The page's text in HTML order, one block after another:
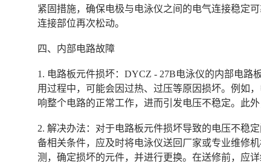
紧固措施，确保电极与电泳仪之间的电气连接稳定
连接部位再次松动。
四、内部电路故障
1. 电路板元件损坏：DYCZ - 27B电泳仪的内部电
用过程中，可能会因过热、过压等原因损坏。例如
响整个电路的正常工作，进而引发电压不稳定。此
2. 解决办法：对于电路板元件损坏导致的电压不稳
备相关条件，应及时将电泳仪送回厂家或专业维修
测，确定损坏的元件，并进行更换。在送修前，应